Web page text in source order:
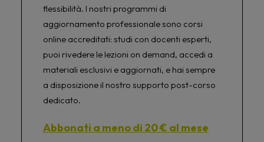
flessibilità. I nostri programmi di
aggiornamento professionale sono corsi
online accreditati: studi con docenti esperti,
puoi rivedere le lezioni on demand, accedi a
materiali esclusivi e aggiornati, e hai sempre
a disposizione il nostro supporto post-corso
dedicato.
Abbonati a meno di 20 € al mese